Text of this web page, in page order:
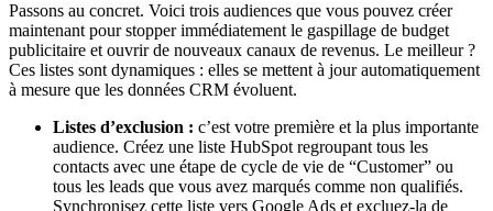
Passons au concret. Voici trois audiences que vous pouvez créer
maintenant pour stopper immédiatement le gaspillage de budget
publicitaire et ouvrir de nouveaux canaux de revenus. Le meilleur ?
Ces listes sont dynamiques : elles se mettent à jour automatiquement
à mesure que les données CRM évoluent.
Listes d’exclusion : c’est votre première et la plus importante
audience. Créez une liste HubSpot regroupant tous les
contacts avec une étape de cycle de vie de “Customer” ou
tous les leads que vous avez marqués comme non qualifiés.
Synchronisez cette liste vers Google Ads et excluez-la de